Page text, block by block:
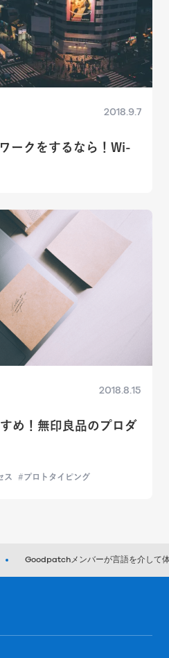
2018.9.7
ークをするなら！Wi-
2018.8.15
め！無印良品のプロダ
ス プロトタイピング
Goodpatchメンバーが言語を介して